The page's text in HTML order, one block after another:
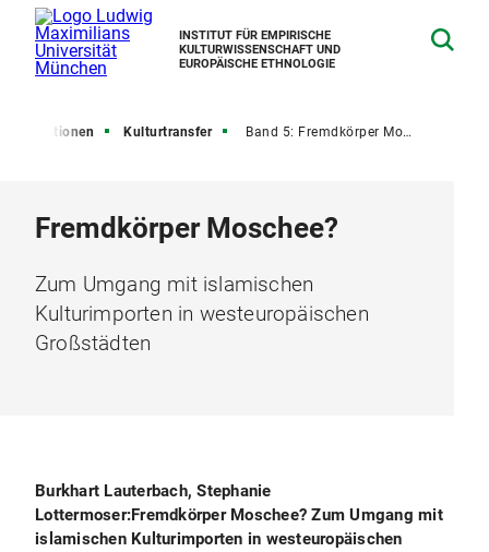
INSTITUT FÜR EMPIRISCHE
KULTURWISSENSCHAFT UND
EUROPÄISCHE ETHNOLOGIE
Publikationen Kulturtransfer Band 5: Fremdkörper Moschee?
Fremdkörper Moschee?
Zum Umgang mit islamischen
Kulturimporten in westeuropäischen
Großstädten
Burkhart Lauterbach, Stephanie
Lottermoser:Fremdkörper Moschee? Zum Umgang mit
islamischen Kulturimporten in westeuropäischen